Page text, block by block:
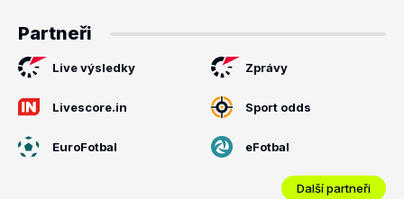
Partneři
Live výsledky Zprávy
Livescore.in Sport odds
EuroFotbal eFotbal
Další partneři